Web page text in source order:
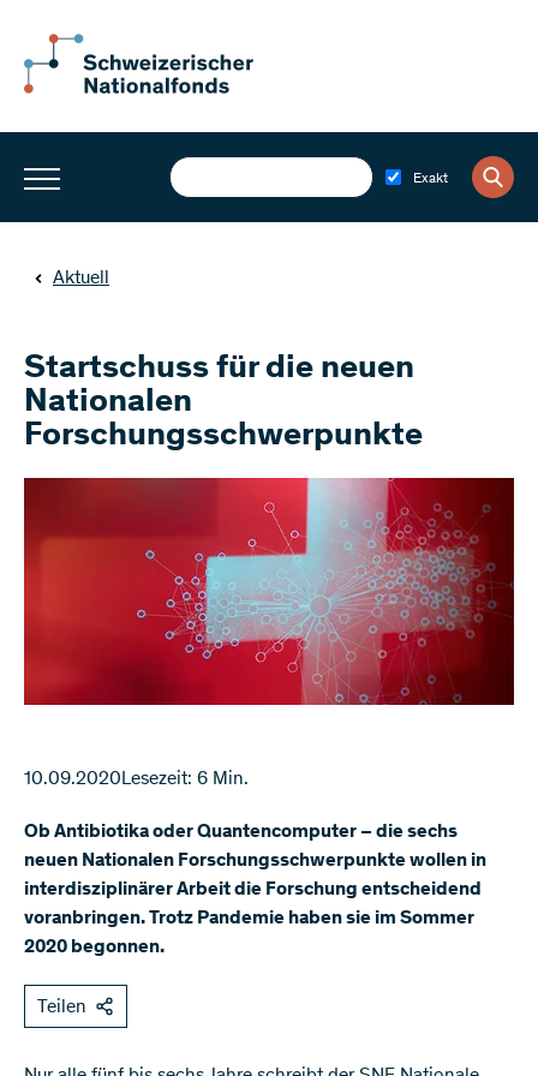
Exakt
Aktuell
Startschuss für die neuen
Nationalen
Forschungsschwerpunkte
10.09.2020Lesezeit: 6 Min.
Ob Antibiotika oder Quantencomputer – die sechs
neuen Nationalen Forschungsschwerpunkte wollen in
interdisziplinärer Arbeit die Forschung entscheidend
voranbringen. Trotz Pandemie haben sie im Sommer
2020 begonnen.
Teilen